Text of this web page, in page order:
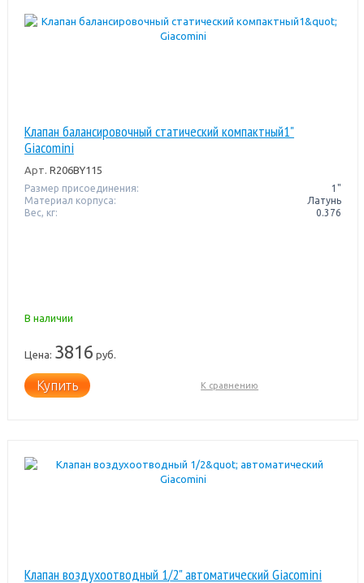
Клапан балансировочный статический компактный1"
Giacomini
Арт. R206BY115
Размер присоединения:
1"
Материал корпуса:
Латунь
Вес, кг:
0.376
В наличии
Цена: 3816 руб.
Купить К сравнению
Клапан воздухоотводный 1/2" автоматический Giacomini